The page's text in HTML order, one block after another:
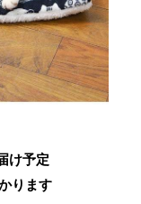
け予定
ります